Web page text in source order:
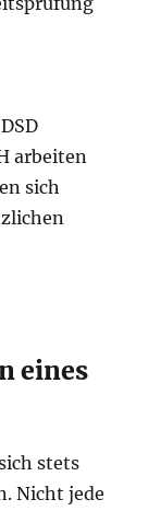
arbeiten
sich
eines
stets
Nicht jede